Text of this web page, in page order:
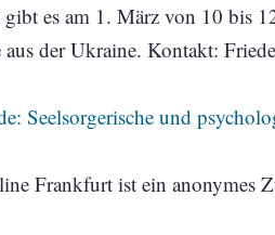
es am 1. März von 10 bis
aus der Ukraine. Kontakt:
Seelsorgerische und
Frankfurt ist ein anonymes